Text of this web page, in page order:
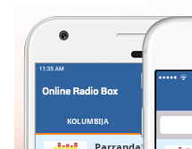
Stream
Type
LIVE
Seek to
currently
Remaining
KOLUMBIJA